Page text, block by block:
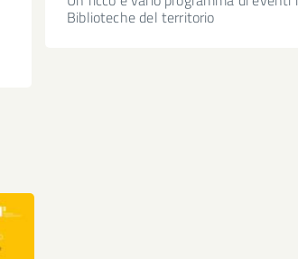
Biblioteche del territorio